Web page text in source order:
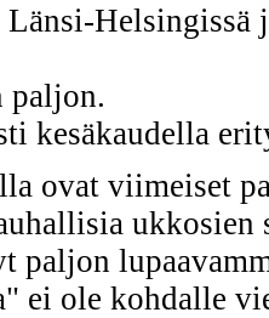
Helsingissä
paljon.
kesäkaudella
ovat viimeiset
ukkosien
paljon
ei ole kohdalle